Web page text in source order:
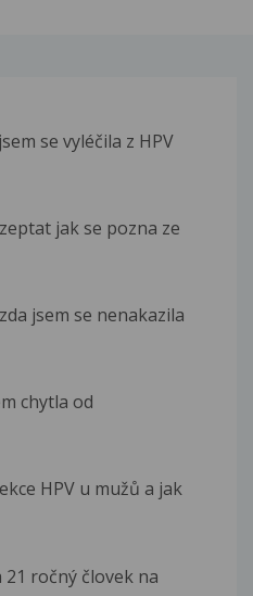
se vyléčila z HPV
jak se pozna ze
jsem se nenakazila
chytla od
HPV u mužů a jak
ročný človek na